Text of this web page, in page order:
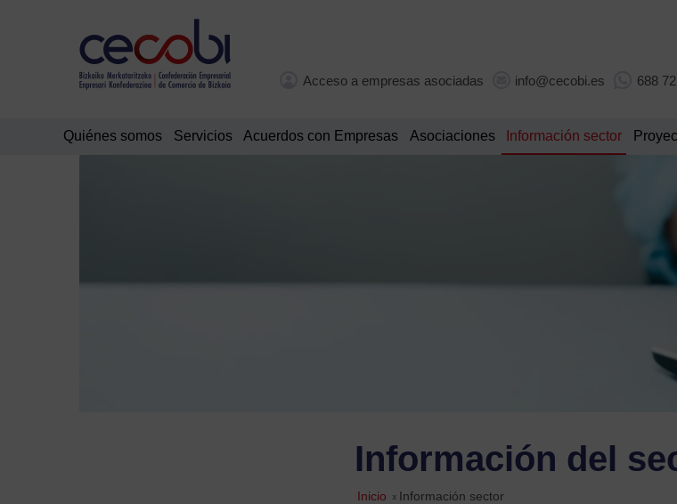
688
info@cecobi.es
Acceso a empresas asociadas
Quiénes somos Servicios Acuerdos con Empresas Asociaciones Información sector
Información del
Inicio » Información sector